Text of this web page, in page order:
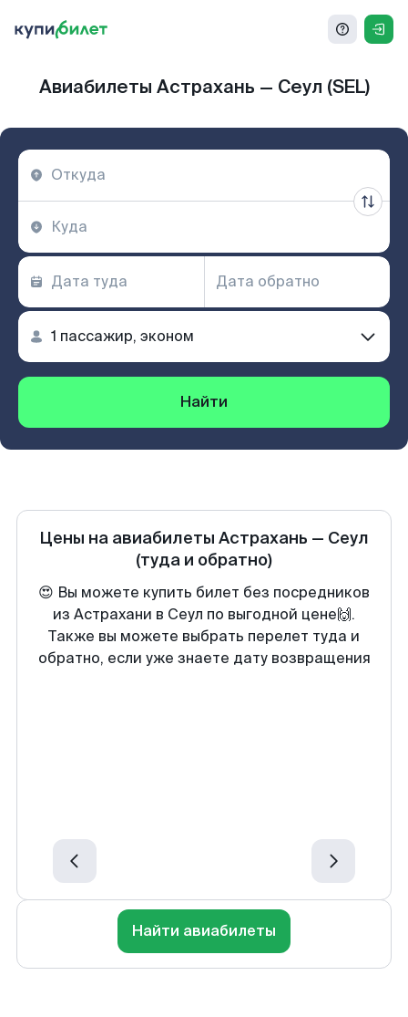
Авиабилеты Астрахань — Сеул (SEL)
Найти
Цены на авиабилеты Астрахань — Сеул
(туда и обратно)
😍 Вы можете купить билет без посредников
из Астрахани в Сеул по выгодной цене🙌.
Также вы можете выбрать перелет туда и
обратно, если уже знаете дату возвращения
Найти авиабилеты